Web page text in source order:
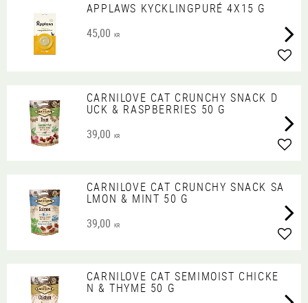
APPLAWS KYCKLINGPURÉ 4X15 G
45,00 KR
CARNILOVE CAT CRUNCHY SNACK D
UCK & RASPBERRIES 50 G
39,00 KR
CARNILOVE CAT CRUNCHY SNACK SA
LMON & MINT 50 G
39,00 KR
CARNILOVE CAT SEMIMOIST CHICKE
N & THYME 50 G